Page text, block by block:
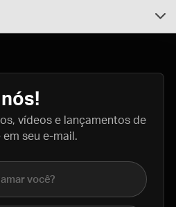
vídeos e lançamentos de
seu e-mail.